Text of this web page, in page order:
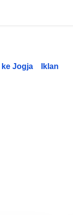
Jogja Iklan